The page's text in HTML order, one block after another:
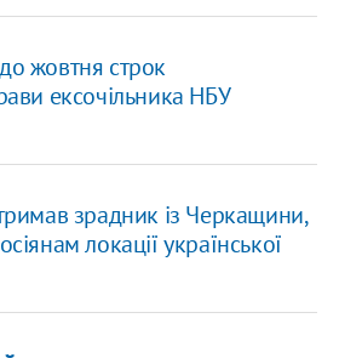
жовтня строк
ексочільника НБУ
зрадник із Черкащини,
локації української